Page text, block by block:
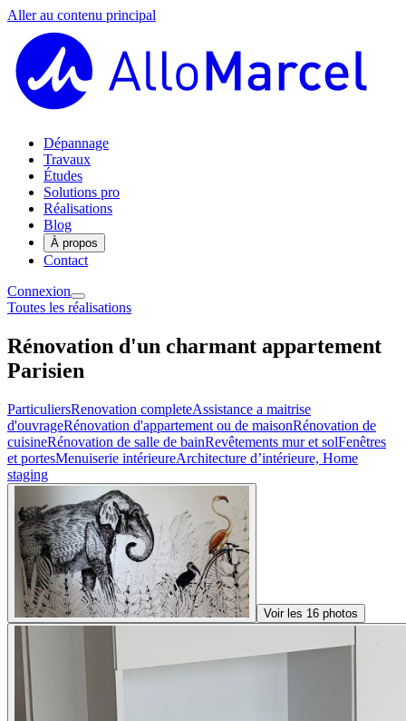
Aller au contenu principal
Dépannage
Travaux
Études
Solutions pro
Réalisations
Blog
À propos
Contact
Connexion
Toutes les réalisations
Rénovation d'un charmant appartement
Parisien
ParticuliersRenovation completeAssistance a maitrise
d'ouvrageRénovation d'appartement ou de maisonRénovation de
cuisineRénovation de salle de bainRevêtements mur et solFenêtres
et portesMenuiserie intérieureArchitecture d’intérieure, Home
staging
Voir les 16 photos